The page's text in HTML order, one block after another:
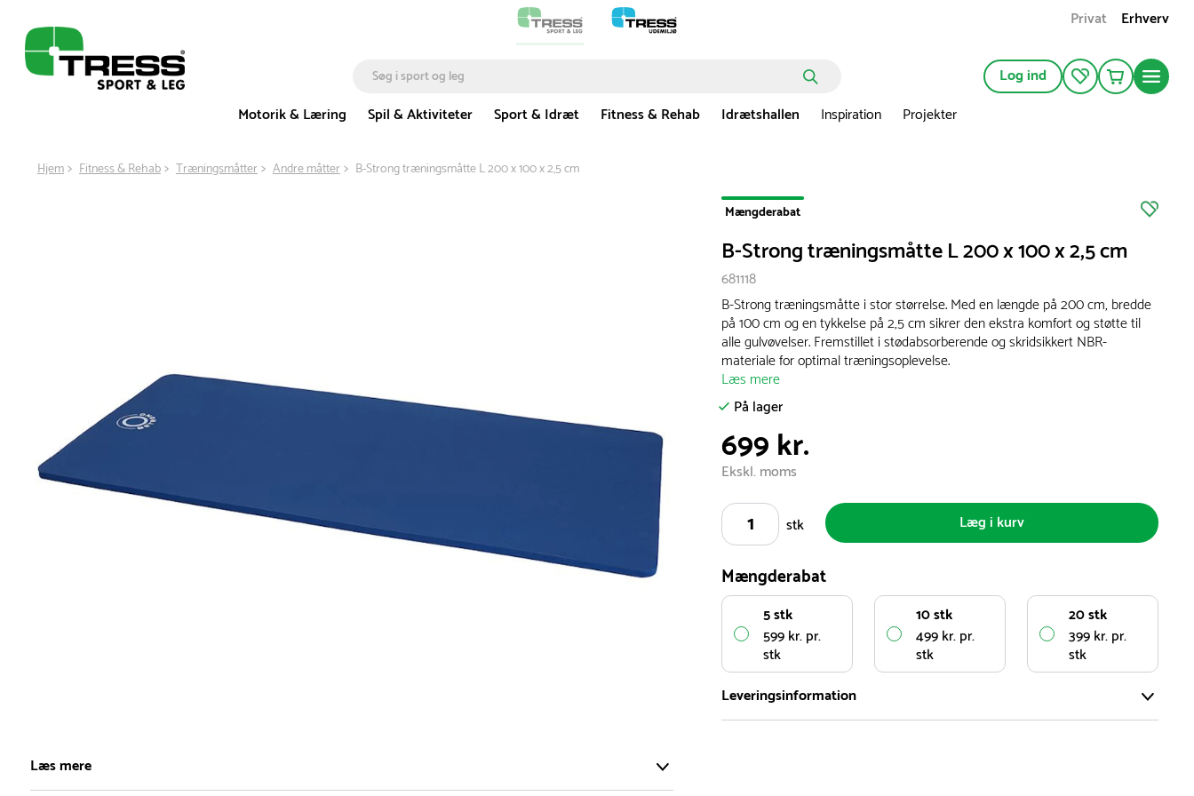
Privat Erhverv
Log ind
Motorik & Læring
Spil & Aktiviteter Sport & Idræt Fitness & Rehab Idrætshallen Inspiration Projekter
Hjem Fitness & Rehab Træningsmåtter Andre måtter B-Strong træningsmåtte L 200 x 100 x 2,5 cm
1
of
Læs mere
Mængderabat
B-Strong træningsmåtte L 200 x 100 x 2,5 cm
681118
B-Strong træningsmåtte i stor størrelse. Med en længde på 200 cm, bredde
på 100 cm og en tykkelse på 2,5 cm sikrer den ekstra komfort og støtte til
alle gulvøvelser. Fremstillet i stødabsorberende og skridsikkert NBR-
materiale for optimal træningsoplevelse.
Læs mere
På lager
699 kr.
Ekskl. moms
stk Læg i kurv
Mængderabat
5 stk
599 kr. pr.
stk
10 stk
499 kr. pr.
stk
20 stk
399 kr. pr.
stk
Leveringsinformation